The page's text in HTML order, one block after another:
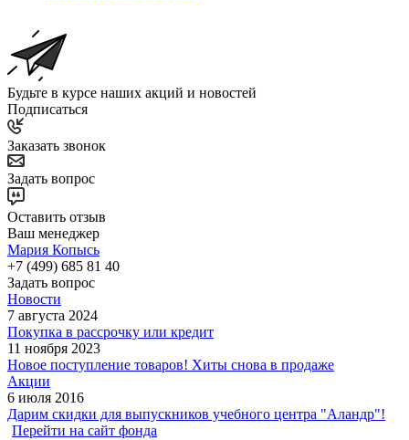
Будьте в курсе наших акций и новостей
Подписаться
Заказать звонок
Задать вопрос
Оставить отзыв
Ваш менеджер
Мария Копысь
+7 (499) 685 81 40
Задать вопрос
Новости
7 августа 2024
Покупка в рассрочку или кредит
11 ноября 2023
Новое поступление товаров! Хиты снова в продаже
Акции
6 июля 2016
Дарим скидки для выпускников учебного центра "Аландр"!
Перейти на сайт фонда